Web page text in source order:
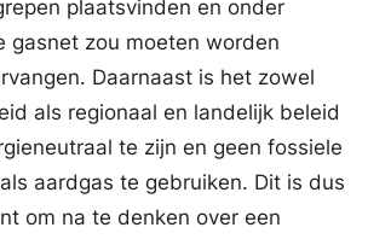
plaatsvinden en onder
gasnet zou moeten worden
Daarnaast is het zowel
als regionaal en landelijk beleid
te zijn en geen fossiele
aardgas te gebruiken. Dit is dus
om na te denken over een